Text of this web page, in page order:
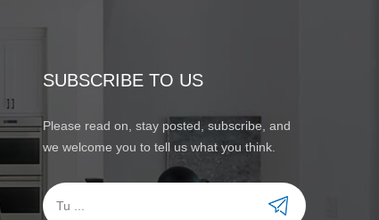
SUBSCRIBE TO US
Please read on, stay posted, subscribe, and
we welcome you to tell us what you think.